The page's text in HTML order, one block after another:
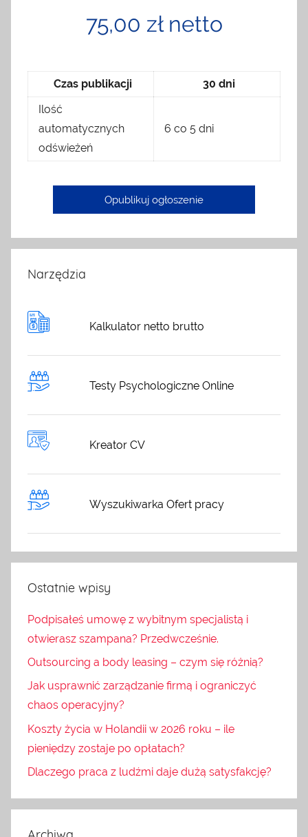
75,00 zł netto
Czas publikacji
30 dni
Ilość
automatycznych
odświeżeń
6 co 5 dni
Opublikuj ogłoszenie
Narzędzia
Kalkulator netto brutto
Testy Psychologiczne Online
Kreator CV
Wyszukiwarka Ofert pracy
Ostatnie wpisy
Podpisałeś umowę z wybitnym specjalistą i
otwierasz szampana? Przedwcześnie.
Outsourcing a body leasing – czym się różnią?
Jak usprawnić zarządzanie firmą i ograniczyć
chaos operacyjny?
Koszty życia w Holandii w 2026 roku – ile
pieniędzy zostaje po opłatach?
Dlaczego praca z ludźmi daje dużą satysfakcję?